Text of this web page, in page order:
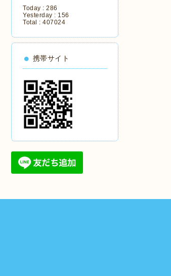
Today : 286
Yesterday : 156
Total : 407024
携帯サイト